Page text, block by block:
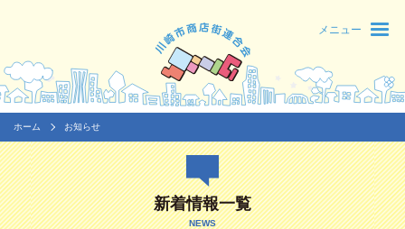
メニュー
ホーム お知らせ
新着情報一覧
NEWS